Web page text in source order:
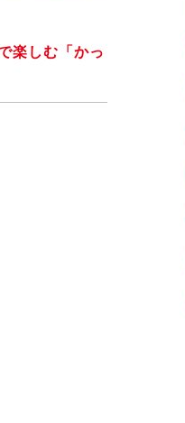
楽しむ「かっ